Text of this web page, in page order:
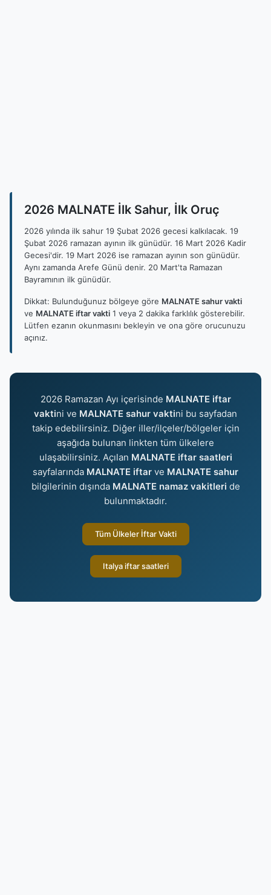
2026 MALNATE İlk Sahur, İlk Oruç
2026 yılında ilk sahur 19 Şubat 2026 gecesi kalkılacak. 19
Şubat 2026 ramazan ayının ilk günüdür. 16 Mart 2026 Kadir
Gecesi'dir. 19 Mart 2026 ise ramazan ayının son günüdür.
Aynı zamanda Arefe Günü denir. 20 Mart'ta Ramazan
Bayramının ilk günüdür.
Dikkat: Bulunduğunuz bölgeye göre MALNATE sahur vakti
ve MALNATE iftar vakti 1 veya 2 dakika farklılık gösterebilir.
Lütfen ezanın okunmasını bekleyin ve ona göre orucunuzu
açınız.
2026 Ramazan Ayı içerisinde MALNATE iftar
vaktini ve MALNATE sahur vaktini bu sayfadan
takip edebilirsiniz. Diğer iller/ilçeler/bölgeler için
aşağıda bulunan linkten tüm ülkelere
ulaşabilirsiniz. Açılan MALNATE iftar saatleri
sayfalarında MALNATE iftar ve MALNATE sahur
bilgilerinin dışında MALNATE namaz vakitleri de
bulunmaktadır.
Tüm Ülkeler İftar Vakti
Italya iftar saatleri